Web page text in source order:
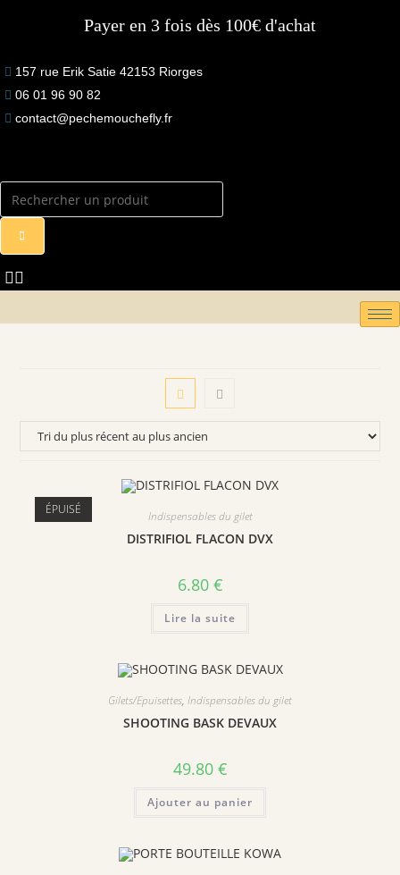
Des produits français de qualité
157 rue Erik Satie 42153 Riorges
06 01 96 90 82
contact@pechemouchefly.fr
ÉPUISÉ Indispensables du gilet
DISTRIFIOL FLACON DVX
6.80 €
Lire la suite
Gilets/Epuisettes, Indispensables du gilet
SHOOTING BASK DEVAUX
49.80 €
Ajouter au panier